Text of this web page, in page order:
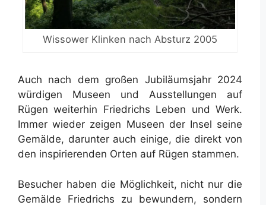
Wissower Klinken nach Absturz 2005
Auch nach dem großen Jubiläumsjahr 2024
würdigen Museen und Ausstellungen auf
Rügen weiterhin Friedrichs Leben und Werk.
Immer wieder zeigen Museen der Insel seine
Gemälde, darunter auch einige, die direkt von
den inspirierenden Orten auf Rügen stammen.
Besucher haben die Möglichkeit, nicht nur die
Gemälde Friedrichs zu bewundern, sondern